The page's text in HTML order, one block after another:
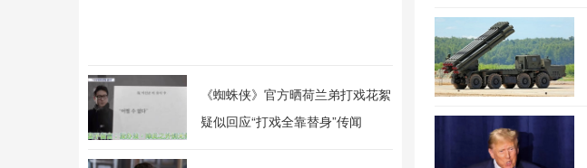
《蜘蛛侠》官方晒荷兰弟打戏花絮
疑似回应“打戏全靠替身”传闻